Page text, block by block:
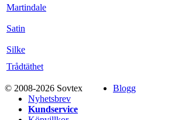
Martindale
Satin
Silke
Trådtäthet
© 2008-2026 Sovtex
Blogg
Nyhetsbrev
Kundservice